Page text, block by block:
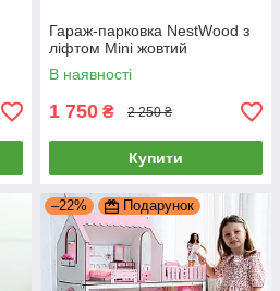
Гараж-парковка NestWood з
ліфтом Mini жовтий
В наявності
1 750 ₴ 2 250 ₴
Купити
–22% Подарунок